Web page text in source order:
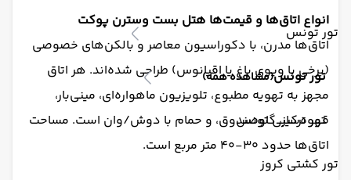
تور تونس
تور تونس(مشاهده همه)
تور ترکیبی تونس
تور کشتی کروز
انواع اتاق‌ها و قیمت‌ها هتل بست وسترن پوکت
اتاق‌ها مدرن، با دکوراسیون معاصر و بالکن‌های خصوصی
(برخی با ویوی باغ یا اقیانوس) طراحی شده‌اند. هر اتاق
مجهز به تهویه مطبوع، تلویزیون ماهواره‌ای، مینی‌بار،
قهوه‌ساز، گاوصندوق، و حمام با دوش/وان است. مساحت
اتاق‌ها حدود ۳۰-۴۰ متر مربع است.